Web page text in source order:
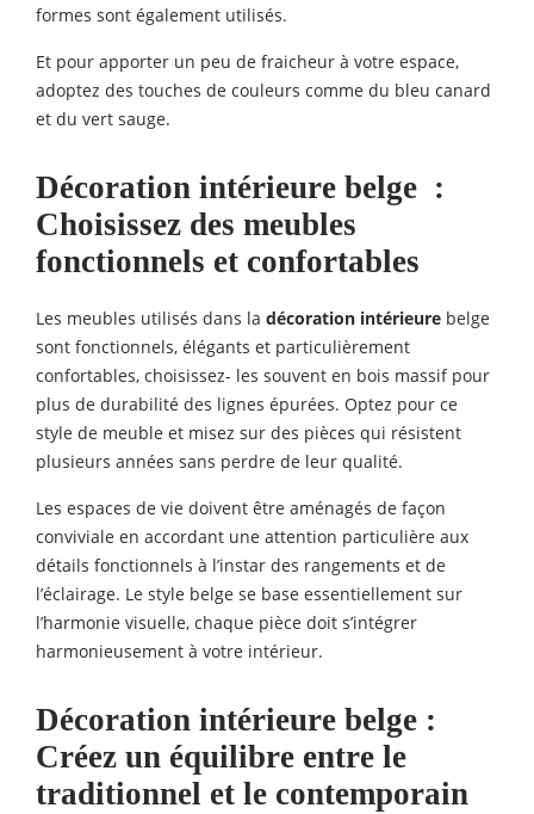
formes sont également utilisés.
Et pour apporter un peu de fraicheur à votre espace,
adoptez des touches de couleurs comme du bleu canard
et du vert sauge.
Décoration intérieure belge :
Choisissez des meubles
fonctionnels et confortables
Les meubles utilisés dans la décoration intérieure belge
sont fonctionnels, élégants et particulièrement
confortables, choisissez- les souvent en bois massif pour
plus de durabilité des lignes épurées. Optez pour ce
style de meuble et misez sur des pièces qui résistent
plusieurs années sans perdre de leur qualité.
Les espaces de vie doivent être aménagés de façon
conviviale en accordant une attention particulière aux
détails fonctionnels à l’instar des rangements et de
l’éclairage. Le style belge se base essentiellement sur
l’harmonie visuelle, chaque pièce doit s’intégrer
harmonieusement à votre intérieur.
Décoration intérieure belge :
Créez un équilibre entre le
traditionnel et le contemporain